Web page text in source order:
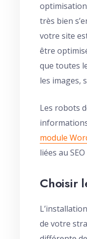
très bien
votre site
être
que toutes
les images,
Les robots
module
liées au
Choisir
de votre